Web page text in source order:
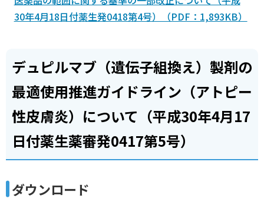
30年4月18日付薬生発0418第4号）（PDF：1,893KB）
デュピルマブ（遺伝子組換え）製剤の
最適使用推進ガイドライン（アトピー
性皮膚炎）について（平成30年4月17
日付薬生薬審発0417第5号）
ダウンロード